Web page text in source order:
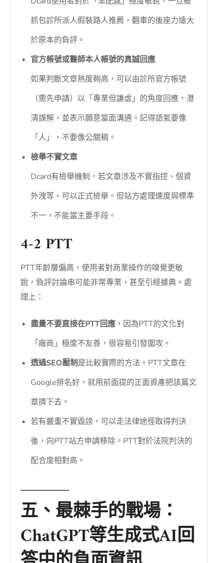
抓包診所派人假裝路人推薦，翻車的後座力遠大
於原本的負評。
官方帳號或醫師本人帳號的真誠回應
如果判斷文章熱度夠高，可以由診所官方帳號
（需先申請）以「專業但謙虛」的角度回應，澄
清誤解，並表示願意當面溝通。記得語氣要像
「人」，不要像公關稿。
檢舉不實文章
Dcard有檢舉機制，若文章涉及不實指控、個資
外洩等，可以正式檢舉。但站方處理速度與標準
不一，不能當主要手段。
4-2 PTT
PTT年齡層偏高，使用者對商業操作的嗅覺更敏
銳，負評討論串可能非常專業，甚至引經據典。處
理上：
盡量不要直接在PTT回應 ，因為PTT的文化對
「廠商」極度不友善，很容易引發圍攻。
透過SEO壓制是比較實際的方法。PTT文章在
Google排名好，就用前面提的正面資產把該篇文
章擠下去。
若有嚴重不實毀謗，可以走法律途徑取得判決
後，向PTT站方申請移除。PTT對於法院判決的
配合度相對高。
五、最棘手的戰場：
ChatGPT等生成式AI回